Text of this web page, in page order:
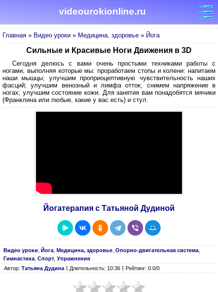
videourokionline.ru
Главная » Видео уроки » Медицина, здоровье » Йога
Сильные и Красивые Ноги Движения в 3D
Сегодня делюсь с вами очень простыми техниками работы с
ногами, выполняя которые мы: проработаем стопы и колени: напитаем
наши мышцы; улучшим проприоцептивную чувствительность наших
фасций; улучшим венозный и лимфа отток; снимем напряжение в
ногах; улучшим состояние кожи. Для занятия вам понадобятся мячики
(Франклина или любые, какие у вас есть) и стул.
Йогатерапия с Татьяной Дудиной
Видео уроки Йога Медицина, здоровье Опорно-двигательная система
Гимнастика Спорт Упражнения
Автор: Татьяна Дудина Длительность: 10:36 Рейтинг: 0.0/0